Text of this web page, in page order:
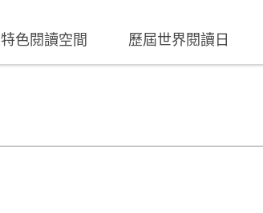
特色閱讀空間 歷屆世界閱讀日